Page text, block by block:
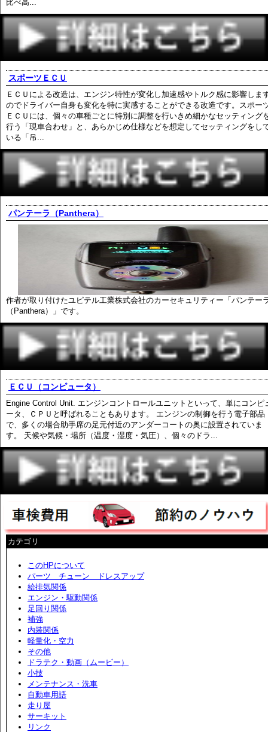
比べ高...
スポーツＥＣＵ
ＥＣＵによる改造は、エンジン特性が変化し加速感やトルク感に影響しま
のでドライバー自身も変化を特に実感することができる改造です。スポー
ＥＣＵには、個々の車種ごとに特別に調整を行いきめ細かなセッティング
行う「現車合わせ」と、あらかじめ仕様などを想定してセッティングをし
いる「吊...
パンテーラ（Panthera）
作者が取り付けたユピテル工業株式会社のカーセキュリティー「パンテー
（Panthera）」です。
ＥＣＵ（コンピュータ）
Engine Control Unit. エンジンコントロールユニットといって、単にコンピ
ータ、ＣＰＵと呼ばれることもあります。 エンジンの制御を行う電子部品
で、多くの場合助手席の足元付近のアンダーコートの奥に設置されていま
す。 天候や気候・場所（温度・湿度・気圧）、個々のドラ...
カテゴリ
このHPについて
パーツ チューン ドレスアップ
給排気関係
エンジン・駆動関係
足回り関係
補強
内装関係
軽量化・空力
その他
ドラテク・動画（ムービー）
小技
メンテナンス・洗車
自動車用語
走り屋
サーキット
リンク